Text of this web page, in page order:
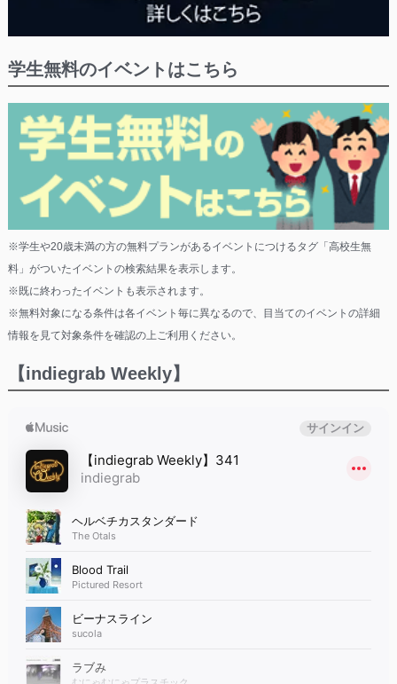
学生無料のイベントはこちら
※学生や20歳未満の方の無料プランがあるイベントにつけるタグ「高校生無
料」がついたイベントの検索結果を表示します。
※既に終わったイベントも表示されます。
※無料対象になる条件は各イベント毎に異なるので、目当てのイベントの詳細
情報を見て対象条件を確認の上ご利用ください。
【indiegrab Weekly】